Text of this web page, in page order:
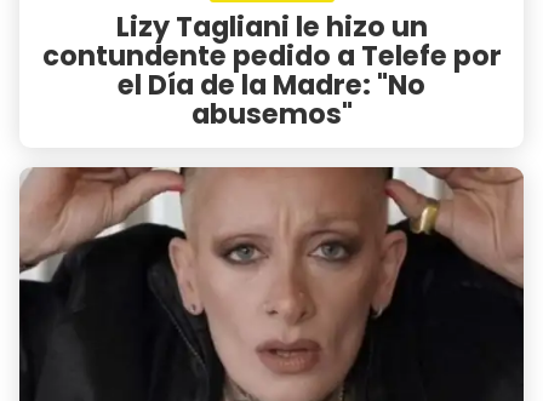
Lizy Tagliani le hizo un
contundente pedido a Telefe por
el Día de la Madre: "No
abusemos"